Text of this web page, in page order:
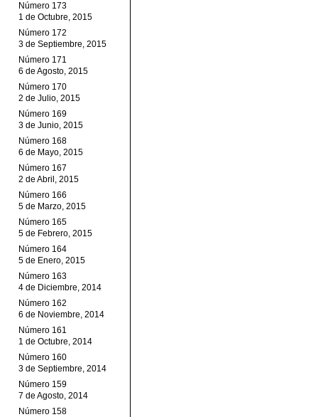
Número 173
1 de Octubre, 2015
Número 172
3 de Septiembre, 2015
Número 171
6 de Agosto, 2015
Número 170
2 de Julio, 2015
Número 169
3 de Junio, 2015
Número 168
6 de Mayo, 2015
Número 167
2 de Abril, 2015
Número 166
5 de Marzo, 2015
Número 165
5 de Febrero, 2015
Número 164
5 de Enero, 2015
Número 163
4 de Diciembre, 2014
Número 162
6 de Noviembre, 2014
Número 161
1 de Octubre, 2014
Número 160
3 de Septiembre, 2014
Número 159
7 de Agosto, 2014
Número 158